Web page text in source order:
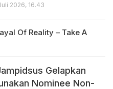
2026, 16.43
Gelapkan
Nominee Non-